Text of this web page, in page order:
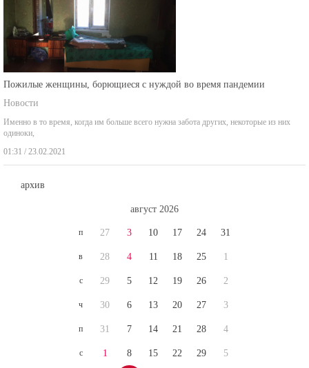
Пожилые женщины, борющиеся с нуждой во время пандемии
Новости
Именно в то время, когда им больше всего нужна забота других, некоторые из них
одиноки,
01:31 / 23.02.2021
архив
август 2026
п
в
с
ч
п
с
27
28
29
30
31
1
3
4
5
6
7
8
10
11
12
13
14
15
17
18
19
20
21
22
24
25
26
27
28
29
31
1
2
3
4
5